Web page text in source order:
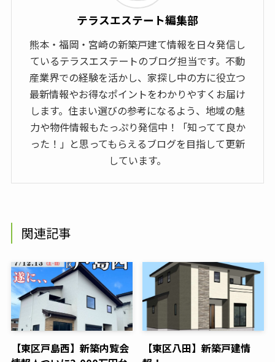
テラスエステート編集部
熊本・福岡・宮崎の新築戸建て情報を日々発信し
ているテラスエステートのブログ担当です。不動
産業界での経験を活かし、家探し中の方に役立つ
最新情報やお得なポイントをわかりやすくお届け
します。住まい選びの参考になるよう、地域の魅
力や物件情報もたっぷり発信中！「知ってて良か
った！」と思ってもらえるブログを目指して更新
しています。
関連記事
【東区戸島西】新築内覧会
【東区八田】新築戸建情